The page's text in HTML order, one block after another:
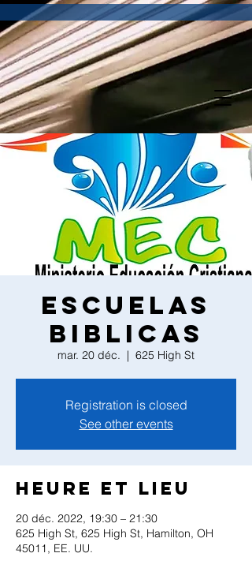
Escuelas
biblicas
mar. 20 déc.
  |
625 High St
Registration is closed
See other events
Heure et lieu
20 déc. 2022, 19:30 – 21:30
625 High St, 625 High St, Hamilton, OH
45011, EE. UU.